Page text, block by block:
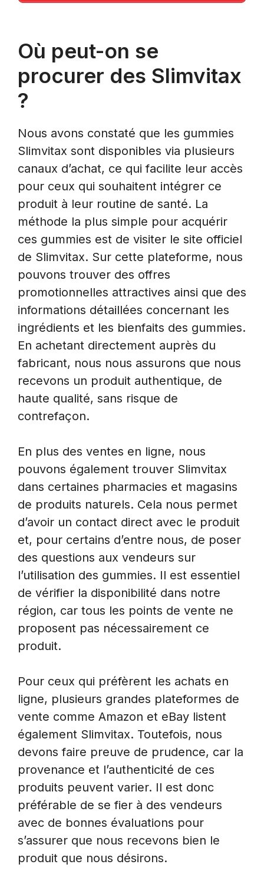
Où peut-on se
procurer des Slimvitax
?
Nous avons constaté que les gummies
Slimvitax sont disponibles via plusieurs
canaux d’achat, ce qui facilite leur accès
pour ceux qui souhaitent intégrer ce
produit à leur routine de santé. La
méthode la plus simple pour acquérir
ces gummies est de visiter le site officiel
de Slimvitax. Sur cette plateforme, nous
pouvons trouver des offres
promotionnelles attractives ainsi que des
informations détaillées concernant les
ingrédients et les bienfaits des gummies.
En achetant directement auprès du
fabricant, nous nous assurons que nous
recevons un produit authentique, de
haute qualité, sans risque de
contrefaçon.
En plus des ventes en ligne, nous
pouvons également trouver Slimvitax
dans certaines pharmacies et magasins
de produits naturels. Cela nous permet
d’avoir un contact direct avec le produit
et, pour certains d’entre nous, de poser
des questions aux vendeurs sur
l’utilisation des gummies. Il est essentiel
de vérifier la disponibilité dans notre
région, car tous les points de vente ne
proposent pas nécessairement ce
produit.
Pour ceux qui préfèrent les achats en
ligne, plusieurs grandes plateformes de
vente comme Amazon et eBay listent
également Slimvitax. Toutefois, nous
devons faire preuve de prudence, car la
provenance et l’authenticité de ces
produits peuvent varier. Il est donc
préférable de se fier à des vendeurs
avec de bonnes évaluations pour
s’assurer que nous recevons bien le
produit que nous désirons.